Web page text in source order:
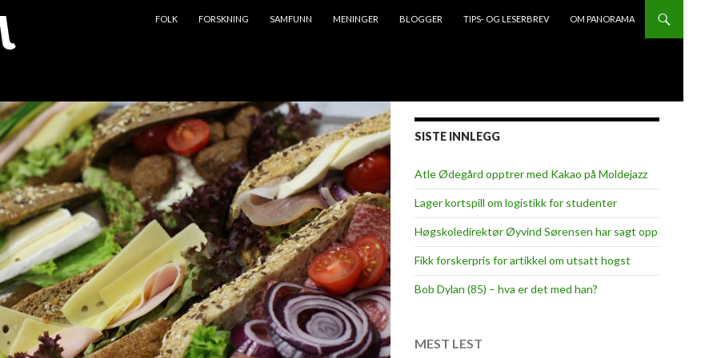
FOLK
FORSKNING SAMFUNN MENINGER BLOGGER TIPS- OG LESERBREV OM PANORAMA
SISTE INNLEGG
Atle Ødegård opptrer med Kakao på Moldejazz
Lager kortspill om logistikk for studenter
Høgskoledirektør Øyvind Sørensen har sagt opp
Fikk forskerpris for artikkel om utsatt hogst
Bob Dylan (85) – hva er det med han?
MEST LEST